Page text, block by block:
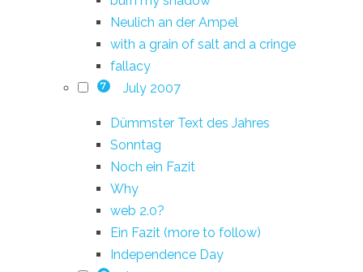
Neulich an der Ampel
with a grain of salt and a cringe
fallacy
7 July 2007
Dümmster Text des Jahres
Sonntag
Noch ein Fazit
Why
web 2.0?
Ein Fazit (more to follow)
Independence Day